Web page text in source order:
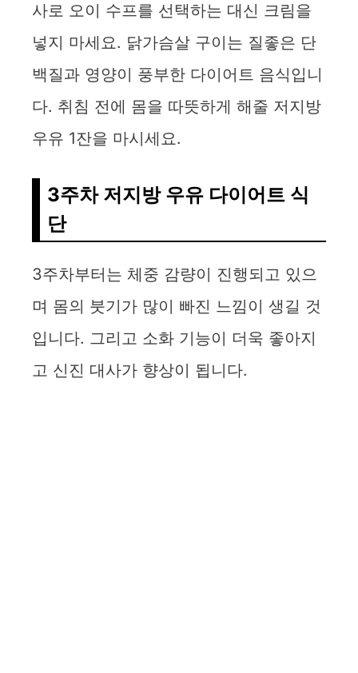
사로 오이 수프를 선택하는 대신 크림을
넣지 마세요. 닭가슴살 구이는 질좋은 단
백질과 영양이 풍부한 다이어트 음식입니
다. 취침 전에 몸을 따뜻하게 해줄 저지방
우유 1잔을 마시세요.
3주차 저지방 우유 다이어트 식
단
3주차부터는 체중 감량이 진행되고 있으
며 몸의 붓기가 많이 빠진 느낌이 생길 것
입니다. 그리고 소화 기능이 더욱 좋아지
고 신진 대사가 향상이 됩니다.